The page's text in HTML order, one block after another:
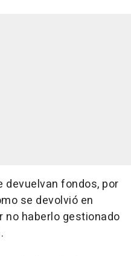
devuelvan fondos, por
se devolvió en
no haberlo gestionado